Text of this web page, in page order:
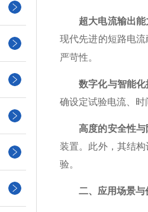
超大电流输出能
现代先进的短路电
严苛性。
数字化与智能化
确设定试验电流、
高度的安全性与
装置。此外，其结
验。
二、应用场景与